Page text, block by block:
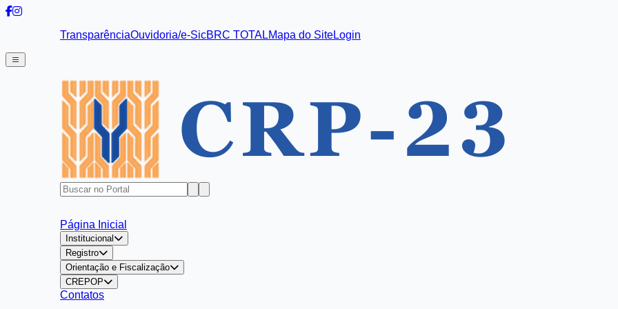
TransparênciaOuvidoria/e-SicBRC TOTALMapa do SiteLogin
Página Inicial
Institucional
Registro
Orientação e Fiscalização
CREPOP
Contatos